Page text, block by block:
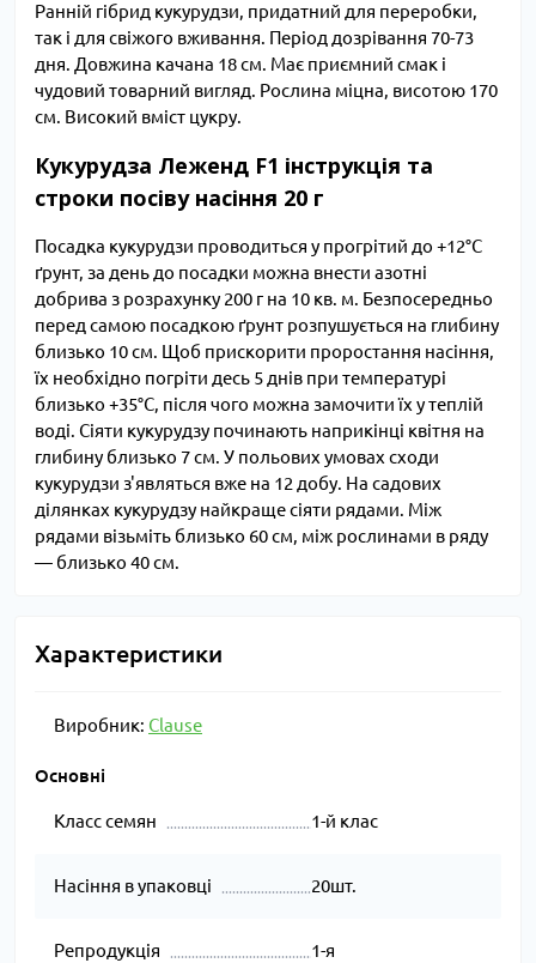
Ранній гібрид кукурудзи, придатний для переробки,
так і для свіжого вживання. Період дозрівання 70-73
дня. Довжина качана 18 см. Має приємний смак і
чудовий товарний вигляд. Рослина міцна, висотою 170
см. Високий вміст цукру.
Кукурудза Леженд F1 інструкція та
строки посіву насіння 20 г
Посадка кукурудзи проводиться у прогрітий до +12°С
ґрунт, за день до посадки можна внести азотні
добрива з розрахунку 200 г на 10 кв. м. Безпосередньо
перед самою посадкою ґрунт розпушується на глибину
близько 10 см. Щоб прискорити проростання насіння,
їх необхідно погріти десь 5 днів при температурі
близько +35°С, після чого можна замочити їх у теплій
воді. Сіяти кукурудзу починають наприкінці квітня на
глибину близько 7 см. У польових умовах сходи
кукурудзи з'являться вже на 12 добу. На садових
ділянках кукурудзу найкраще сіяти рядами. Між
рядами візьміть близько 60 см, між рослинами в ряду
— близько 40 см.
Характеристики
Виробник: Clause
Основні
Класс семян 1-й клас
Насіння в упаковці 20шт.
Репродукція 1-я